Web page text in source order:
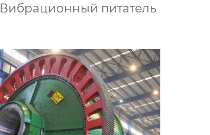
Вибрационный питатель